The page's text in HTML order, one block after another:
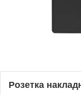
Розетка